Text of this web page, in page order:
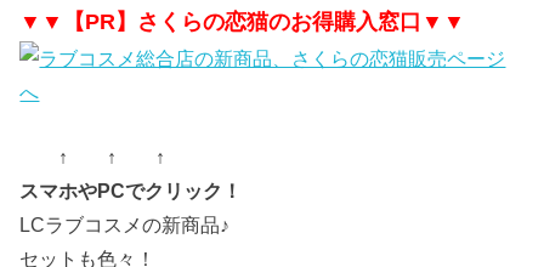
▼▼【PR】さくらの恋猫のお得購入窓口▼▼
↑ ↑ ↑
スマホやPCでクリック！
LCラブコスメの新商品♪
セットも色々！